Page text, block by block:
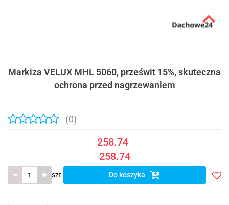
Markiza VELUX MHL 5060, prześwit 15%, skuteczna
ochrona przed nagrzewaniem
(0)
258.74
258.74
szt. Do koszyka